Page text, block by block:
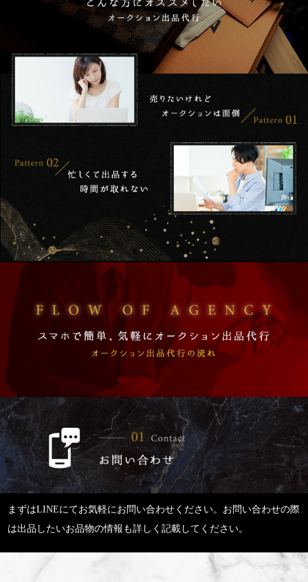
まずはLINEにてお気軽にお問い合わせください。お問い合わせの際
は出品したいお品物の情報も詳しく記載してください。